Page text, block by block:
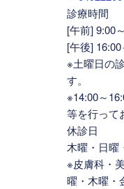
診療時間
[午前] 9:00
[午後]
※土曜日の
す。
※14:00～
等を行って
休診日
木曜・日曜
※皮膚科・
曜・木曜・